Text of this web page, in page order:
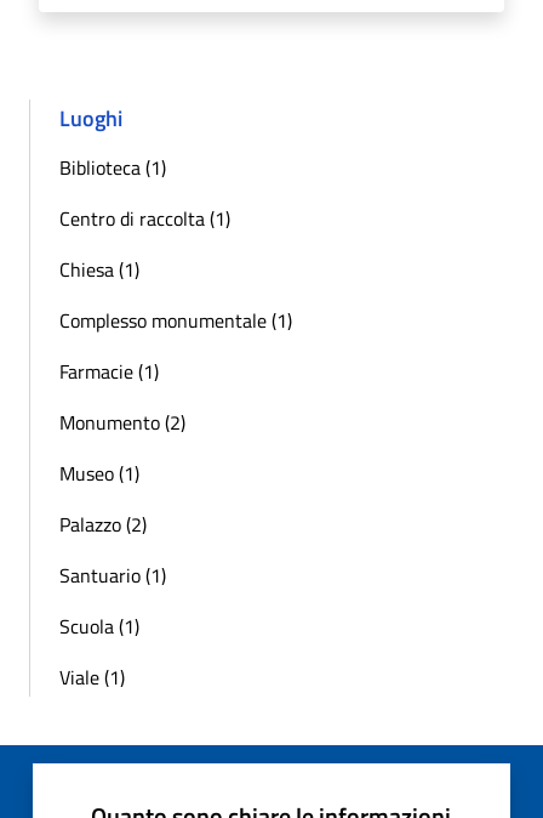
Luoghi
Biblioteca (1)
Centro di raccolta (1)
Chiesa (1)
Complesso monumentale (1)
Farmacie (1)
Monumento (2)
Museo (1)
Palazzo (2)
Santuario (1)
Scuola (1)
Viale (1)